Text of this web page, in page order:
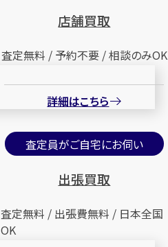
店舗買取
査定無料 / 予約不要 / 相談のみOK
詳細はこちら
査定員がご自宅にお伺い
出張買取
査定無料 / 出張費無料 / 日本全国
OK